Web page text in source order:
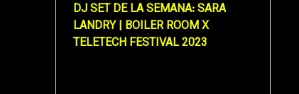
DJ SET DE LA SEMANA: SARA
LANDRY | BOILER ROOM X
TELETECH FESTIVAL 2023